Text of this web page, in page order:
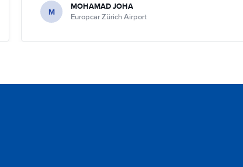
M MOHAMAD JOHA
Europcar Zürich Airport